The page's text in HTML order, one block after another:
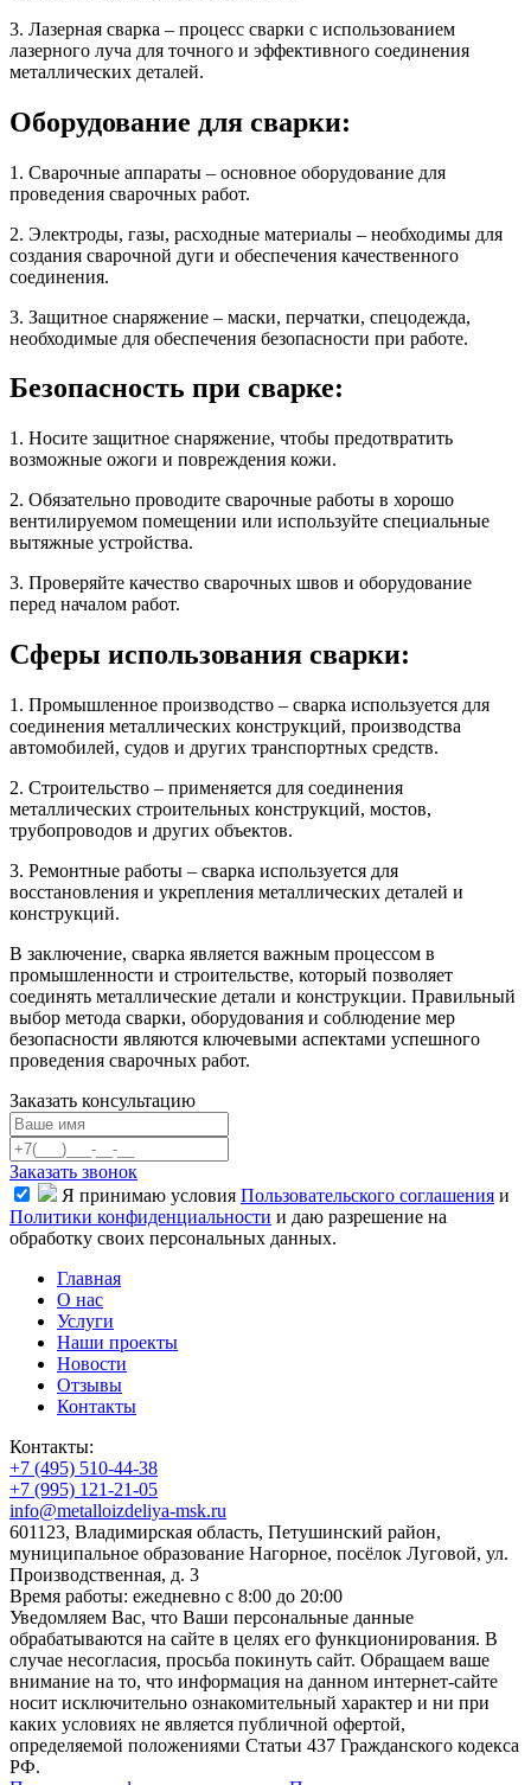
3. Лазерная сварка – процесс сварки с использованием
лазерного луча для точного и эффективного соединения
металлических деталей.
Оборудование для сварки:
1. Сварочные аппараты – основное оборудование для
проведения сварочных работ.
2. Электроды, газы, расходные материалы – необходимы для
создания сварочной дуги и обеспечения качественного
соединения.
3. Защитное снаряжение – маски, перчатки, спецодежда,
необходимые для обеспечения безопасности при работе.
Безопасность при сварке:
1. Носите защитное снаряжение, чтобы предотвратить
возможные ожоги и повреждения кожи.
2. Обязательно проводите сварочные работы в хорошо
вентилируемом помещении или используйте специальные
вытяжные устройства.
3. Проверяйте качество сварочных швов и оборудование
перед началом работ.
Сферы использования сварки:
1. Промышленное производство – сварка используется для
соединения металлических конструкций, производства
автомобилей, судов и других транспортных средств.
2. Строительство – применяется для соединения
металлических строительных конструкций, мостов,
трубопроводов и других объектов.
3. Ремонтные работы – сварка используется для
восстановления и укрепления металлических деталей и
конструкций.
В заключение, сварка является важным процессом в
промышленности и строительстве, который позволяет
соединять металлические детали и конструкции. Правильный
выбор метода сварки, оборудования и соблюдение мер
безопасности являются ключевыми аспектами успешного
проведения сварочных работ.
Заказать консультацию
Заказать звонок
Я принимаю условия Пользовательского соглашения и
Политики конфиденциальности и даю разрешение на
обработку своих персональных данных.
Главная
О нас
Услуги
Наши проекты
Новости
Отзывы
Контакты
Контакты:
+7 (495) 510-44-38
+7 (995) 121-21-05
info@metalloizdeliya-msk.ru
601123, Владимирская область, Петушинский район,
муниципальное образование Нагорное, посёлок Луговой, ул.
Производственная, д. 3
Время работы: ежедневно с 8:00 до 20:00
Уведомляем Вас, что Ваши персональные данные
обрабатываются на сайте в целях его функционирования. В
случае несогласия, просьба покинуть сайт. Обращаем ваше
внимание на то, что информация на данном интернет-сайте
носит исключительно ознакомительный характер и ни при
каких условиях не является публичной офертой,
определяемой положениями Статьи 437 Гражданского кодекса
РФ.